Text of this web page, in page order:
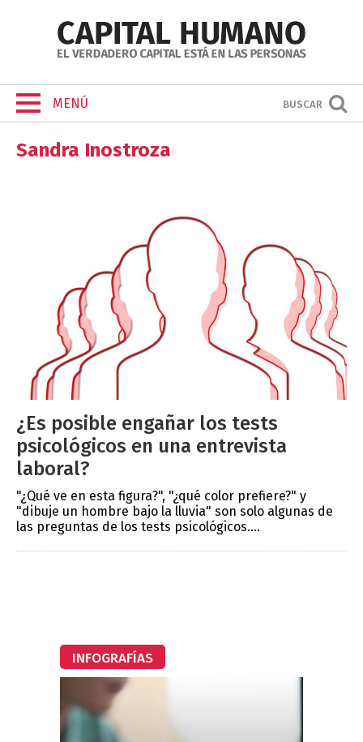
MENÚ BUSCAR
Sandra Inostroza
¿Es posible engañar los tests
psicológicos en una entrevista
laboral?
"¿Qué ve en esta figura?", "¿qué color prefiere?" y
"dibuje un hombre bajo la lluvia" son solo algunas de
las preguntas de los tests psicológicos....
INFOGRAFÍAS